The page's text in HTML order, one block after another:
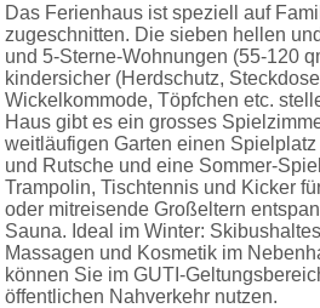
Das Ferienhaus ist speziell auf
zugeschnitten. Die sieben hellen
und 5-Sterne-Wohnungen (55-120
kindersicher (Herdschutz,
Wickelkommode, Töpfchen etc.
Haus gibt es ein grosses
weitläufigen Garten einen
und Rutsche und eine Sommer-
Trampolin, Tischtennis und Kicker
oder mitreisende Großeltern
Sauna. Ideal im Winter:
Massagen und Kosmetik im
können Sie im GUTI-
öffentlichen Nahverkehr nutzen.